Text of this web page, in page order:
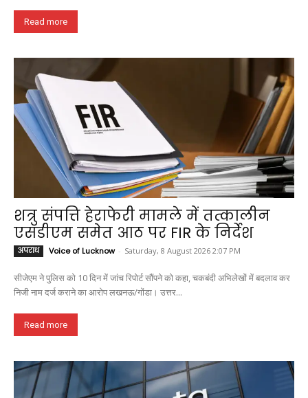
Read more
शत्रु संपत्ति हेराफेरी मामले में तत्कालीन
एसडीएम समेत आठ पर FIR के निर्देश
अपराध Voice of Lucknow - Saturday, 8 August 2026 2:07 PM
सीजेएम ने पुलिस को 10 दिन में जांच रिपोर्ट सौंपने को कहा, चकबंदी अभिलेखों में बदलाव कर
निजी नाम दर्ज कराने का आरोप लखनऊ/गोंडा। उत्तर...
Read more